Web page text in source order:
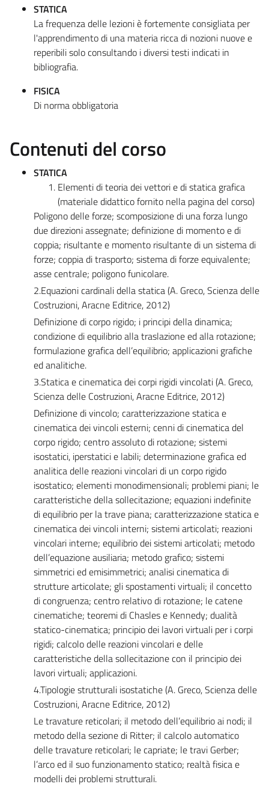
STATICA
La frequenza delle lezioni è fortemente consigliata per
l'apprendimento di una materia ricca di nozioni nuove e
reperibili solo consultando i diversi testi indicati in
bibliografia.
FISICA
Di norma obbligatoria
Contenuti del corso
STATICA
Elementi di teoria dei vettori e di statica grafica
(materiale didattico fornito nella pagina del corso)
Poligono delle forze; scomposizione di una forza lungo
due direzioni assegnate; definizione di momento e di
coppia; risultante e momento risultante di un sistema di
forze; coppia di trasporto; sistema di forze equivalente;
asse centrale; poligono funicolare.
2.Equazioni cardinali della statica (A. Greco, Scienza delle
Costruzioni, Aracne Editrice, 2012)
Definizione di corpo rigido; i principi della dinamica;
condizione di equilibrio alla traslazione ed alla rotazione;
formulazione grafica dell’equilibrio; applicazioni grafiche
ed analitiche.
3.Statica e cinematica dei corpi rigidi vincolati (A. Greco,
Scienza delle Costruzioni, Aracne Editrice, 2012)
Definizione di vincolo; caratterizzazione statica e
cinematica dei vincoli esterni; cenni di cinematica del
corpo rigido; centro assoluto di rotazione; sistemi
isostatici, iperstatici e labili; determinazione grafica ed
analitica delle reazioni vincolari di un corpo rigido
isostatico; elementi monodimensionali; problemi piani; le
caratteristiche della sollecitazione; equazioni indefinite
di equilibrio per la trave piana; caratterizzazione statica e
cinematica dei vincoli interni; sistemi articolati; reazioni
vincolari interne; equilibrio dei sistemi articolati; metodo
dell’equazione ausiliaria; metodo grafico; sistemi
simmetrici ed emisimmetrici; analisi cinematica di
strutture articolate; gli spostamenti virtuali; il concetto
di congruenza; centro relativo di rotazione; le catene
cinematiche; teoremi di Chasles e Kennedy; dualità
statico-cinematica; principio dei lavori virtuali per i corpi
rigidi; calcolo delle reazioni vincolari e delle
caratteristiche della sollecitazione con il principio dei
lavori virtuali; applicazioni.
4.Tipologie strutturali isostatiche (A. Greco, Scienza delle
Costruzioni, Aracne Editrice, 2012)
Le travature reticolari; il metodo dell’equilibrio ai nodi; il
metodo della sezione di Ritter; il calcolo automatico
delle travature reticolari; le capriate; le travi Gerber;
l’arco ed il suo funzionamento statico; realtà fisica e
modelli dei problemi strutturali.